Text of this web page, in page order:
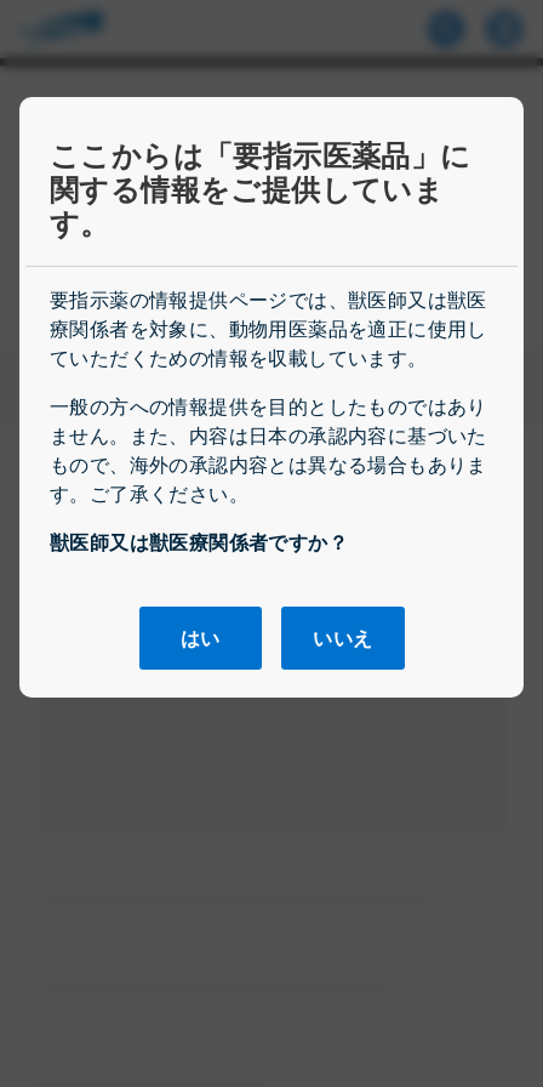
ここからは「要指示医薬品」に
関する情報をご提供していま
す。
要指示薬の情報提供ページでは、獣医師又は獣医
療関係者を対象に、動物用医薬品を適正に使用し
ていただくための情報を収載しています。
一般の方への情報提供を目的としたものではあり
ません。また、内容は日本の承認内容に基づいた
もので、海外の承認内容とは異なる場合もありま
す。ご了承ください。
獣医師又は獣医療関係者ですか？
はい いいえ
寄生虫駆除薬をはじめ、治療薬、抗菌剤から栄養・
健康補助食品、スキンケア製品まで。弊社の動物用